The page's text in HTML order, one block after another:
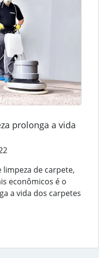
prolonga a vida
de carpete,
econômicos é o
a vida dos carpetes